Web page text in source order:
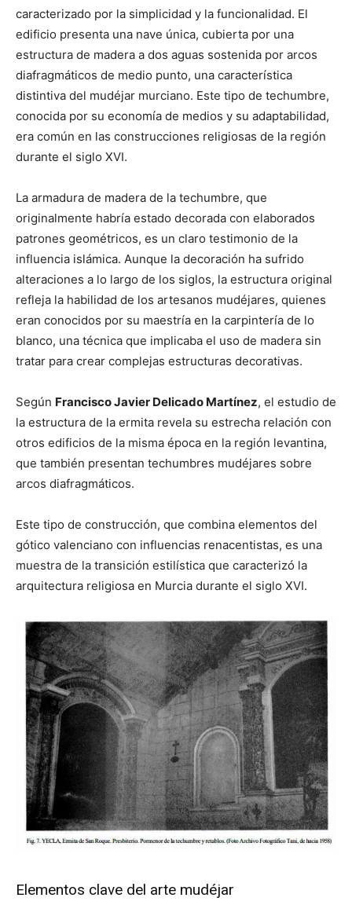
caracterizado por la simplicidad y la funcionalidad. El
edificio presenta una nave única, cubierta por una
estructura de madera a dos aguas sostenida por arcos
diafragmáticos de medio punto, una característica
distintiva del mudéjar murciano. Este tipo de techumbre,
conocida por su economía de medios y su adaptabilidad,
era común en las construcciones religiosas de la región
durante el siglo XVI.
La armadura de madera de la techumbre, que
originalmente habría estado decorada con elaborados
patrones geométricos, es un claro testimonio de la
influencia islámica. Aunque la decoración ha sufrido
alteraciones a lo largo de los siglos, la estructura original
refleja la habilidad de los artesanos mudéjares, quienes
eran conocidos por su maestría en la carpintería de lo
blanco, una técnica que implicaba el uso de madera sin
tratar para crear complejas estructuras decorativas.
Según Francisco Javier Delicado Martínez, el estudio de
la estructura de la ermita revela su estrecha relación con
otros edificios de la misma época en la región levantina,
que también presentan techumbres mudéjares sobre
arcos diafragmáticos.
Este tipo de construcción, que combina elementos del
gótico valenciano con influencias renacentistas, es una
muestra de la transición estilística que caracterizó la
arquitectura religiosa en Murcia durante el siglo XVI.
Elementos clave del arte mudéjar